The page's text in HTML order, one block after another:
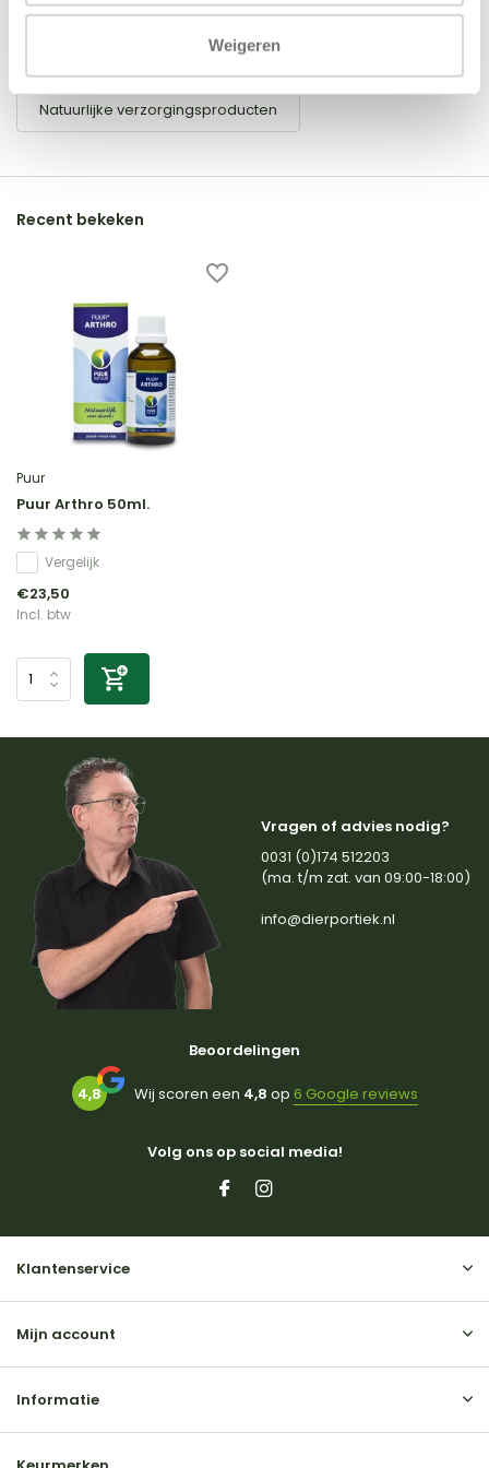
Weigeren
Natuurlijke verzorgingsproducten
Recent bekeken
Puur
Puur Arthro 50ml.
Vergelijk
€23,50
Incl. btw
Vragen of advies nodig?
0031 (0)174 512203
(ma. t/m zat. van 09:00-18:00)
info@dierportiek.nl
Beoordelingen
4,8 Wij scoren een 4,8 op 6 Google reviews
Volg ons op social media!
Klantenservice
Mijn account
Informatie